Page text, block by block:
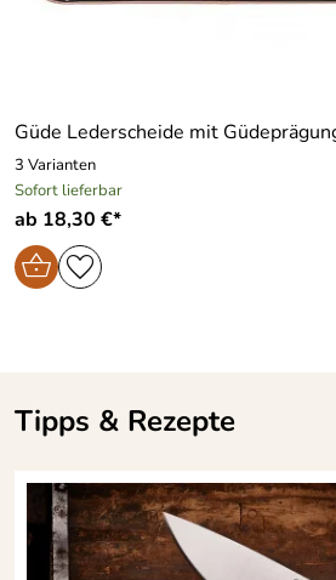
Güde Lederscheide mit
3 Varianten
Sofort lieferbar
ab 18,30 €*
Tipps & Rezepte